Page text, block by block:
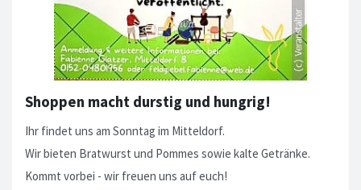
Shoppen macht durstig und hungrig!
Ihr findet uns am Sonntag im Mitteldorf.
Wir bieten Bratwurst und Pommes sowie kalte Getränke.
Kommt vorbei - wir freuen uns auf euch!